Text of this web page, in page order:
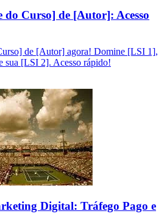
Curso] de [Autor]: Acesso
de [Autor] agora! Domine [LSI 1],
sua [LSI 2]. Acesso rápido!
Digital: Tráfego Pago e